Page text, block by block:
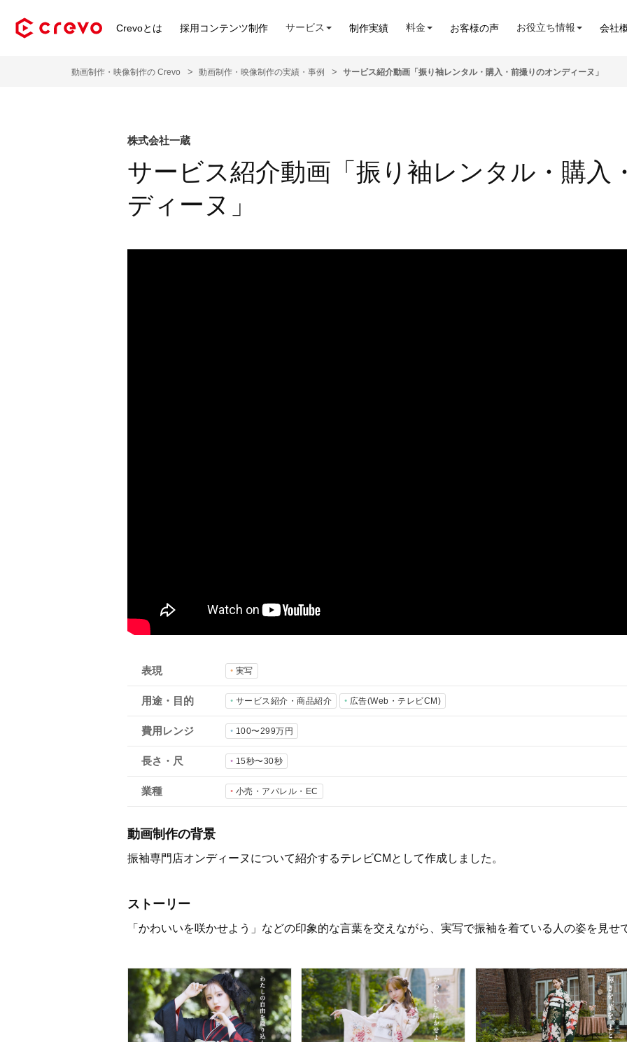
Crevoとは 採用コンテンツ制作 サービス 制作実績 料金 お客様の声 お役立ち情報 会社
動画制作・映像制作の Crevo 動画制作・映像制作の実績・事例 サービス紹介動画「振り袖レンタル・購入・前撮りのオンディーヌ」
サービス紹介動画「振り袖レンタル・購入
ディーヌ」
株式会社一蔵
表現 実写
用途・目的 サービス紹介・商品紹介 広告(Web・テレビCM)
費用レンジ 100〜299万円
長さ・尺 15秒〜30秒
業種 小売・アパレル・EC
動画制作の背景
振袖専門店オンディーヌについて紹介するテレビCMとして作成しました。
ストーリー
「かわいいを咲かせよう」などの印象的な言葉を交えながら、実写で振袖を着ている人の姿を見せ